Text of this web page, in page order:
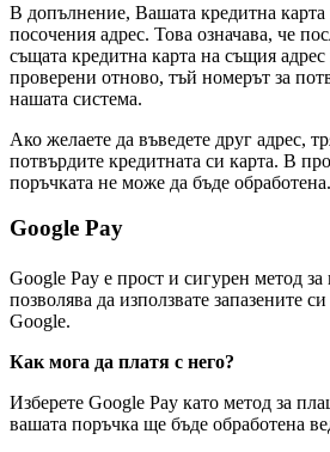
В допълнение, Вашата кредитна карта
посочения адрес. Това означава, че
същата кредитна карта на същия адрес
проверени отново, тъй номерът за
нашата система.
Ако желаете да въведете друг адрес,
потвърдите кредитната си карта. В
поръчката не може да бъде обработена.
Google Pay
Google Pay е прост и сигурен метод
позволява да използвате запазените
Google.
Как мога да платя с него?
Изберете Google Pay като метод за
вашата поръчка ще бъде обработена